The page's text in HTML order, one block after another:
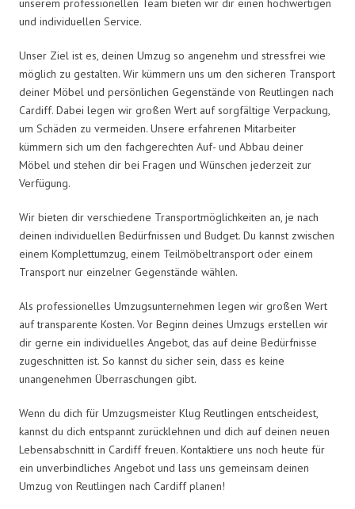
unserem professionellen Team bieten wir dir einen hochwertigen
und individuellen Service.
Unser Ziel ist es, deinen Umzug so angenehm und stressfrei wie
möglich zu gestalten. Wir kümmern uns um den sicheren Transport
deiner Möbel und persönlichen Gegenstände von Reutlingen nach
Cardiff. Dabei legen wir großen Wert auf sorgfältige Verpackung,
um Schäden zu vermeiden. Unsere erfahrenen Mitarbeiter
kümmern sich um den fachgerechten Auf- und Abbau deiner
Möbel und stehen dir bei Fragen und Wünschen jederzeit zur
Verfügung.
Wir bieten dir verschiedene Transportmöglichkeiten an, je nach
deinen individuellen Bedürfnissen und Budget. Du kannst zwischen
einem Komplettumzug, einem Teilmöbeltransport oder einem
Transport nur einzelner Gegenstände wählen.
Als professionelles Umzugsunternehmen legen wir großen Wert
auf transparente Kosten. Vor Beginn deines Umzugs erstellen wir
dir gerne ein individuelles Angebot, das auf deine Bedürfnisse
zugeschnitten ist. So kannst du sicher sein, dass es keine
unangenehmen Überraschungen gibt.
Wenn du dich für Umzugsmeister Klug Reutlingen entscheidest,
kannst du dich entspannt zurücklehnen und dich auf deinen neuen
Lebensabschnitt in Cardiff freuen. Kontaktiere uns noch heute für
ein unverbindliches Angebot und lass uns gemeinsam deinen
Umzug von Reutlingen nach Cardiff planen!